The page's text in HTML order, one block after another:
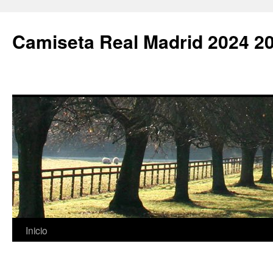
Camiseta Real Madrid 2024
Saltar
Inicio